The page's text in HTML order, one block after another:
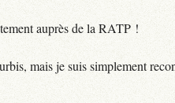
auprès de la RATP !
mais je suis simplement